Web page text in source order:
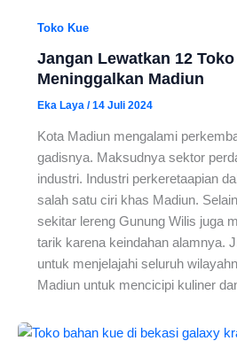
Toko Kue
Jangan Lewatkan 12
Meninggalkan Madiun
Eka Laya /14 Juli 2024
Kota Madiun mengalami
gadisnya. Maksudnya sektor
industri. Industri perkeretaapian
salah satu ciri khas Madiun.
sekitar lereng Gunung Wilis juga
tarik karena keindahan alamnya.
untuk menjelajahi seluruh
Madiun untuk mencicipi kuliner